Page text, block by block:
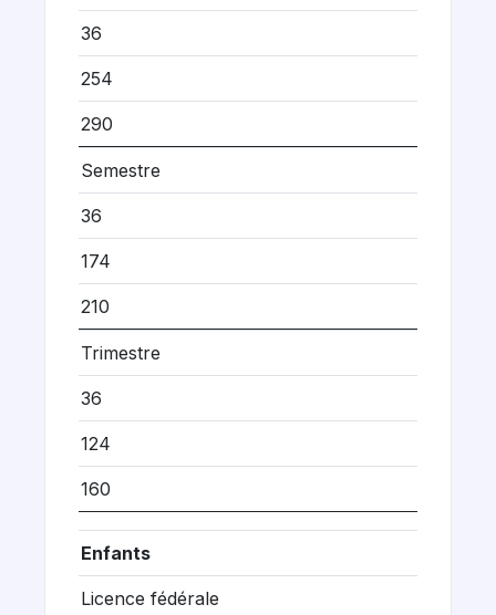
36
254
290
Semestre
36
174
210
Trimestre
36
124
160
Enfants
Licence fédérale